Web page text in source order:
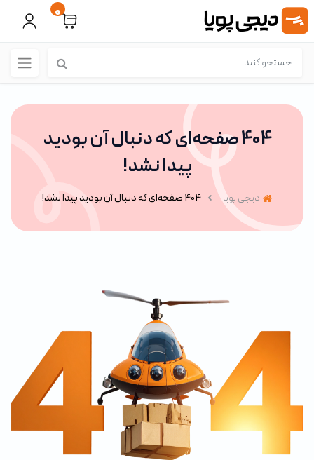
0
404 صفحه‌ای که دنبال آن بودید
پیدا نشد!
دیجی پویا 404 صفحه‌ای که دنبال آن بودید پیدا نشد!